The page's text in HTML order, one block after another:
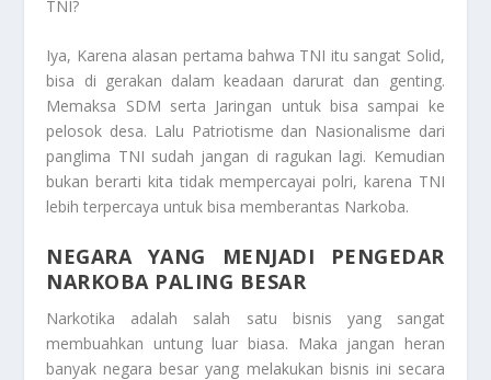
TNI?
Iya, Karena alasan pertama bahwa TNI itu sangat Solid,
bisa di gerakan dalam keadaan darurat dan genting.
Memaksa SDM serta Jaringan untuk bisa sampai ke
pelosok desa. Lalu Patriotisme dan Nasionalisme dari
panglima TNI sudah jangan di ragukan lagi. Kemudian
bukan berarti kita tidak mempercayai polri, karena TNI
lebih terpercaya untuk bisa memberantas Narkoba.
NEGARA YANG MENJADI PENGEDAR
NARKOBA PALING BESAR
Narkotika adalah salah satu bisnis yang sangat
membuahkan untung luar biasa. Maka jangan heran
banyak negara besar yang melakukan bisnis ini secara